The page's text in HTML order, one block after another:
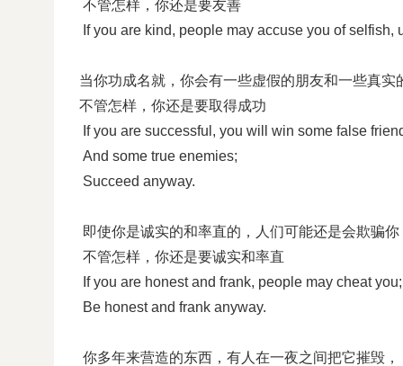
不管怎样，你还是要友善
If you are kind, people may accuse you of
当你功成名就，你会有一些虚假的朋友和一些真实
不管怎样，你还是要取得成功
If you are successful, you will win some false
And some true enemies;
Succeed anyway.
即使你是诚实的和率直的，人们可能还是会欺骗你
不管怎样，你还是要诚实和率直
If you are honest and frank, people may cheat you;
Be honest and frank anyway.
你多年来营造的东西，有人在一夜之间把它摧毁，